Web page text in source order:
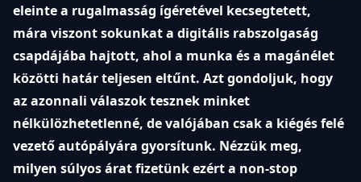
eleinte a rugalmasság ígéretével kecsegtetett,
mára viszont sokunkat a digitális rabszolgaság
csapdájába hajtott, ahol a munka és a magánélet
közötti határ teljesen eltűnt. Azt gondoljuk, hogy
az azonnali válaszok tesznek minket
nélkülözhetetlenné, de valójában csak a kiégés felé
vezető autópályára gyorsítunk. Nézzük meg,
milyen súlyos árat fizetünk ezért a non-stop